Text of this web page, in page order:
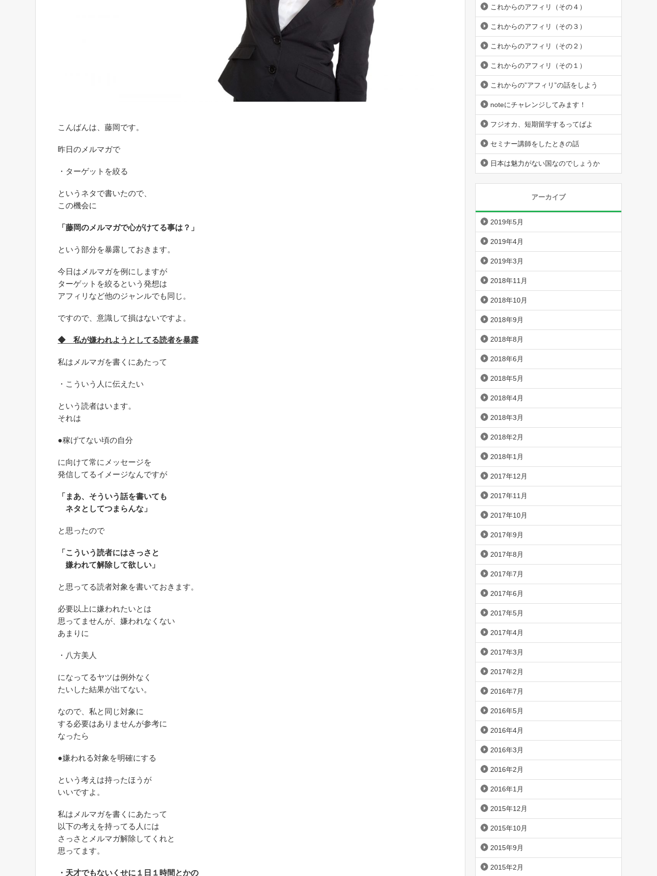
こんばんは、藤岡です。
昨日のメルマガで
・ターゲットを絞る
というネタで書いたので、
この機会に
「藤岡のメルマガで心がけてる事は？」
という部分を暴露しておきます。
今日はメルマガを例にしますが
ターゲットを絞るという発想は
アフィリなど他のジャンルでも同じ。
ですので、意識して損はないですよ。
◆ 私が嫌われようとしてる読者を暴露
私はメルマガを書くにあたって
・こういう人に伝えたい
という読者はいます。
それは
●稼げてない頃の自分
に向けて常にメッセージを
発信してるイメージなんですが
「まあ、そういう話を書いても
ネタとしてつまらんな」
と思ったので
「こういう読者にはさっさと
嫌われて解除して欲しい」
と思ってる読者対象を書いておきます。
必要以上に嫌われたいとは
思ってませんが、嫌われなくない
あまりに
・八方美人
になってるヤツは例外なく
たいした結果が出てない。
なので、私と同じ対象に
する必要はありませんが参考に
なったら
●嫌われる対象を明確にする
という考えは持ったほうが
いいですよ。
私はメルマガを書くにあたって
以下の考えを持ってる人には
さっさとメルマガ解除してくれと
思ってます。
・天才でもないくせに１日１時間とかの
これからのアフィリ（その４）
これからのアフィリ（その３）
これからのアフィリ（その２）
これからのアフィリ（その１）
これからの”アフィリ”の話をしよう
noteにチャレンジしてみます！
フジオカ、短期留学するってばよ
セミナー講師をしたときの話
日本は魅力がない国なのでしょうか
アーカイブ
2019年5月
2019年4月
2019年3月
2018年11月
2018年10月
2018年9月
2018年8月
2018年6月
2018年5月
2018年4月
2018年3月
2018年2月
2018年1月
2017年12月
2017年11月
2017年10月
2017年9月
2017年8月
2017年7月
2017年6月
2017年5月
2017年4月
2017年3月
2017年2月
2016年7月
2016年5月
2016年4月
2016年3月
2016年2月
2016年1月
2015年12月
2015年10月
2015年9月
2015年2月